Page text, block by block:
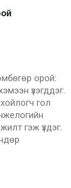
орой:
үзэгддэг.
гол
гэж үздэг.